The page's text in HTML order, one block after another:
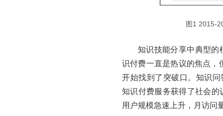
图1 2015-
知识技能分享中典型的
识付费一直是热议的焦点，
开始找到了突破口。知识问
知识付费服务获得了社会
用户规模急速上升，月访问